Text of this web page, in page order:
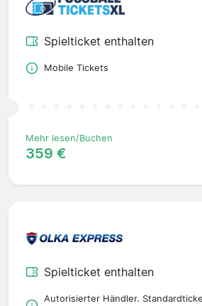
Spielticket enthalten
Mobile Tickets
Mehr lesen/Buchen
359 €
Spielticket enthalten
Autorisierter Händler.